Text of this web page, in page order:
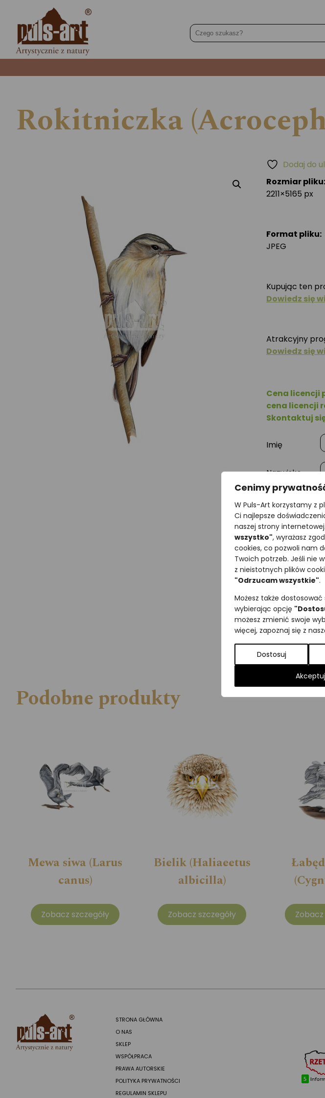
Cenimy
W Puls-Art korzystamy z
Ci najlepsze
naszej strony
wszystko", wyrażasz
cookies, co pozwoli nam
Twoich potrzeb. Jeśli nie
z nieistotnych plików
"Odrzucam wszystkie".
Możesz także
wybierając opcję
możesz zmienić swoje
więcej, zapoznaj się z
Dostosuj
Rokitniczka
Rozmiar pliku:
2211×5165 px
Format pliku:
JPEG
Kupując ten
Dowiedz się
Atrakcyjny
Dowiedz się
Cena licencji
cena licencji
Skontaktuj
Imię
Nazwisko
E-mail
Wiadomość
Dodaj do
Najniższa
SKU:Brak
Kategorie:
Podobne produkty
Mewa siwa (Larus
canus)
Zobacz szczegóły
Bielik (Haliaeetus
albicilla)
Zobacz szczegóły Zobacz
STRONA GŁÓWNA
O NAS
SKLEP
WSPÓŁPRACA
PRAWA AUTORSKIE
POLITYKA PRYWATNOŚCI
REGULAMIN SKLEPU